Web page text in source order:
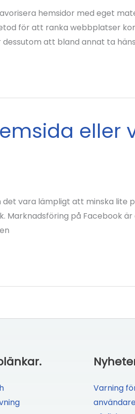
hemsidor med eget
för att ranka webbplatser
att bland annat ta
det vara lämpligt att minska
Marknadsföring på Facebook
Varning